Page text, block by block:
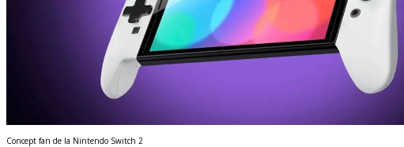
Concept fan de la Nintendo Switch 2